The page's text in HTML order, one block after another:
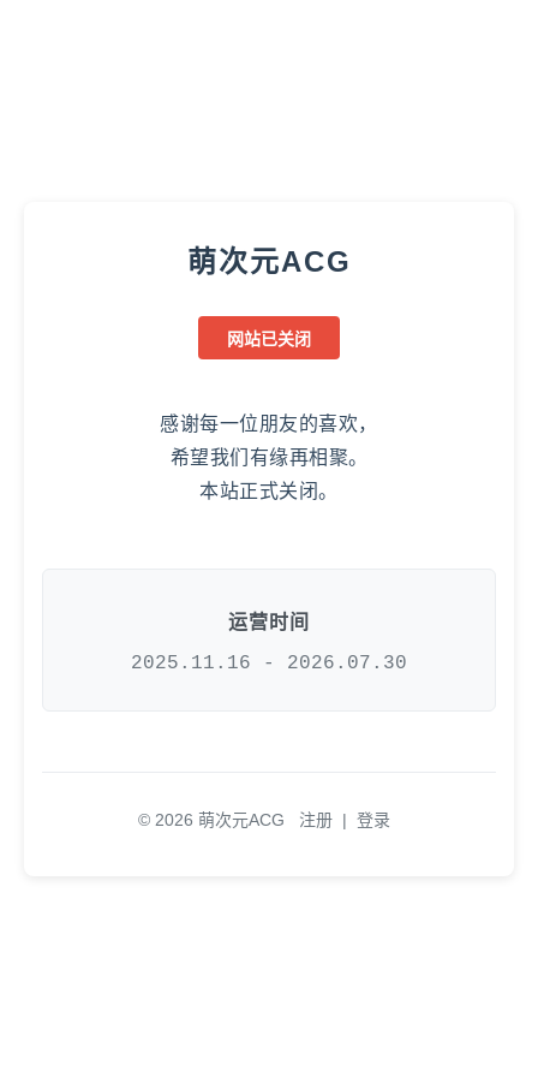
萌次元ACG
网站已关闭
感谢每一位朋友的喜欢，
希望我们有缘再相聚。
本站正式关闭。
运营时间
2025.11.16 - 2026.07.30
© 2026 萌次元ACG 注册 | 登录